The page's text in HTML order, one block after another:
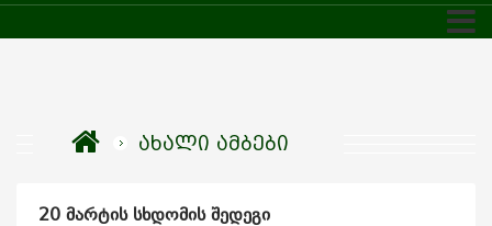
ახალი ამბები
20 მარტის სხდომის შედეგი